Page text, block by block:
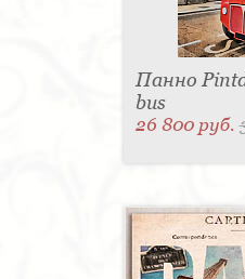
Панно
bus
26 800 руб.